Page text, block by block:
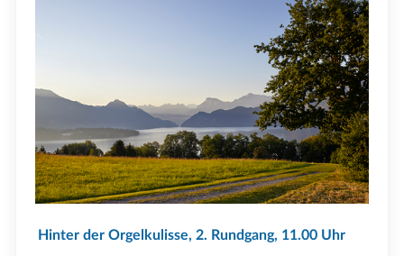
Hinter der Orgelkulisse, 2. Rundgang, 11.00 Uhr